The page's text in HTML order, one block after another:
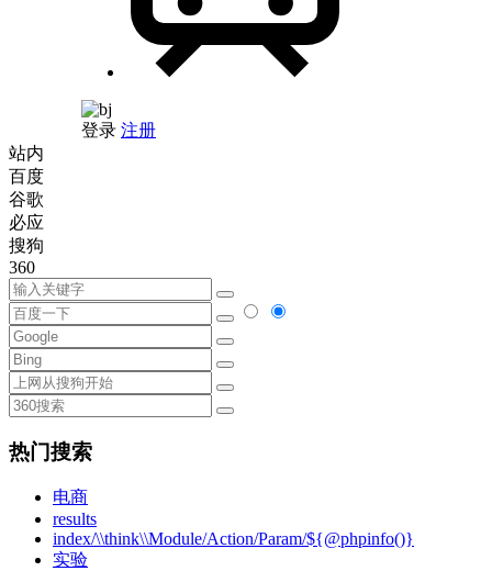
登录 注册
站内
百度
谷歌
必应
搜狗
360
热门搜索
电商
results
index/\\think\\Module/Action/Param/${@phpinfo()}
实验